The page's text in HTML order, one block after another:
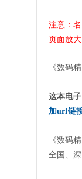
注意：
页面放
《数码
这本电
加url链
《数码
全国、